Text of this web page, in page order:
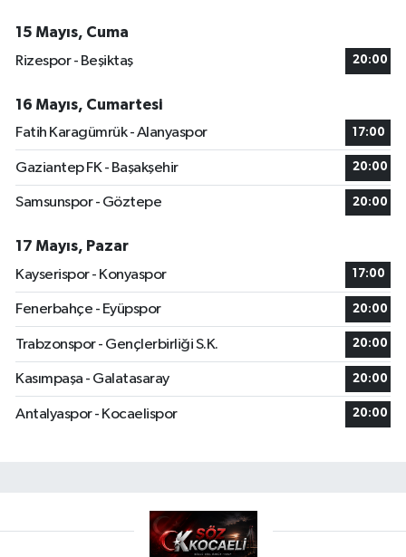
15 Mayıs, Cuma
Rizespor - Beşiktaş
20:00
16 Mayıs, Cumartesi
Fatih Karagümrük - Alanyaspor
17:00
Gaziantep FK - Başakşehir 20:00
Samsunspor - Göztepe 20:00
17 Mayıs, Pazar
Kayserispor - Konyaspor
17:00
Fenerbahçe - Eyüpspor 20:00
Trabzonspor - Gençlerbirliği S.K. 20:00
Kasımpaşa - Galatasaray 20:00
Antalyaspor - Kocaelispor 20:00